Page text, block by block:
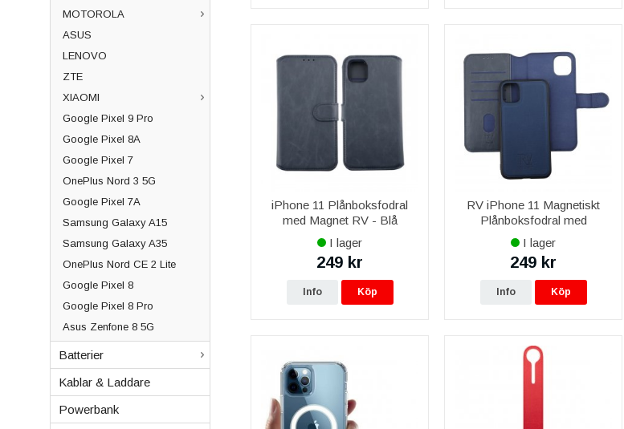
MOTOROLA
ASUS
LENOVO
ZTE
XIAOMI
Google Pixel 9 Pro
Google Pixel 8A
Google Pixel 7
OnePlus Nord 3 5G
Google Pixel 7A
Samsung Galaxy A15
Samsung Galaxy A35
OnePlus Nord CE 2 Lite
Google Pixel 8
Google Pixel 8 Pro
Asus Zenfone 8 5G
Batterier
Kablar & Laddare
Powerbank
iPhone 11 Plånboksfodral
med Magnet RV - Blå
I lager
249 kr
Info Köp
RV iPhone 11 Magnetiskt
Plånboksfodral med
Avtagbart skal - Blå
I lager
249 kr
Info Köp